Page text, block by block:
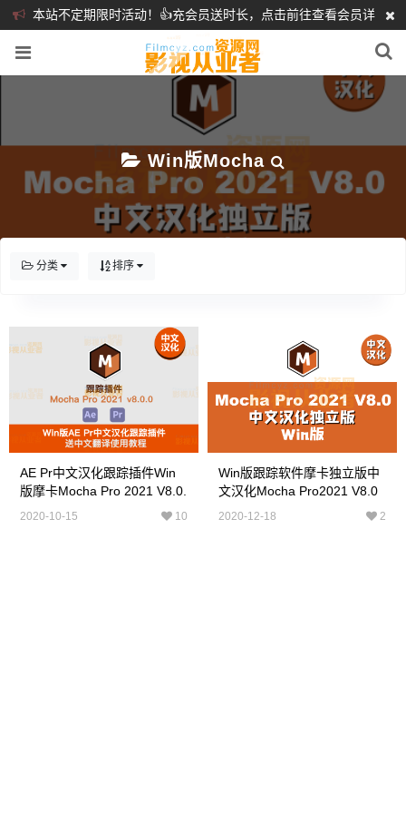
本站不定期限时活动！👍充会员送时长，点击前往查看会员详
细介绍 ❤️
Win版Mocha
分类 排序
AE Pr中文汉化跟踪插件Win
版摩卡Mocha Pro 2021 V8.0.
0送教程
2020-10-15 10
Win版跟踪软件摩卡独立版中
文汉化Mocha Pro2021 V8.0
Mocha软件
2020-12-18 2